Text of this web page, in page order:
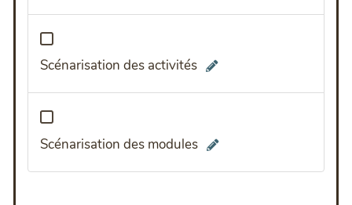
Scénarisation des activités
Scénarisation des modules